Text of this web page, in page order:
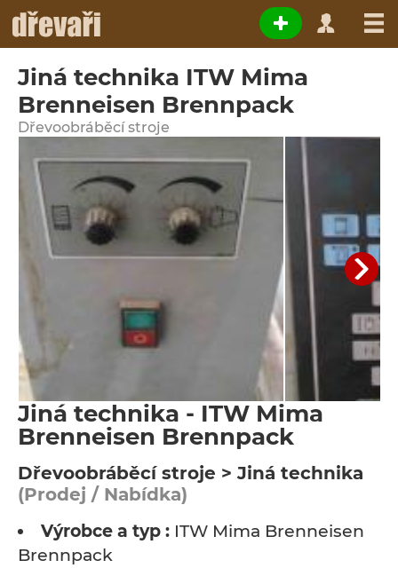
Jiná technika ITW Mima
Brenneisen Brennpack
Dřevoobráběcí stroje
Jiná technika - ITW Mima
Brenneisen Brennpack
Dřevoobráběcí stroje > Jiná technika
(Prodej / Nabídka)
Výrobce a typ : ITW Mima Brenneisen
Brennpack